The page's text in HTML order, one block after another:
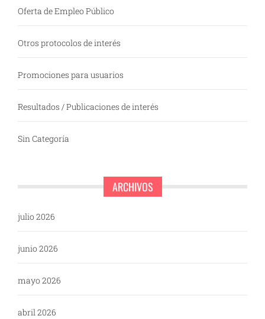
Oferta de Empleo Público
Otros protocolos de interés
Promociones para usuarios
Resultados / Publicaciones de interés
Sin Categoría
ARCHIVOS
julio 2026
junio 2026
mayo 2026
abril 2026